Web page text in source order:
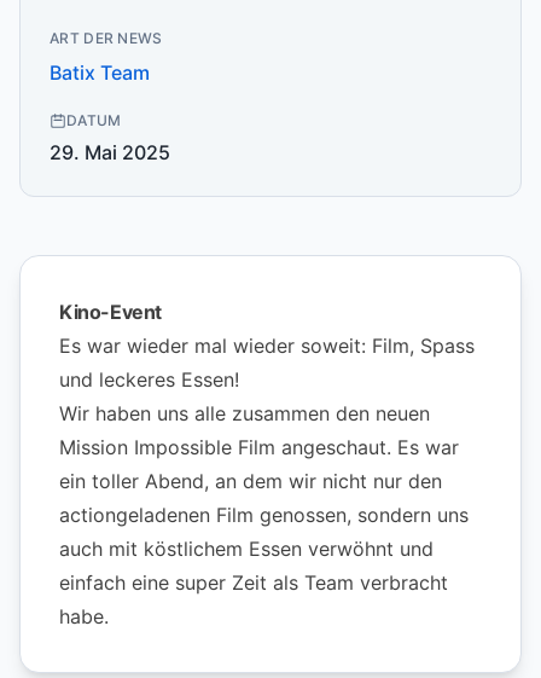
ART DER NEWS
Batix Team
DATUM
29. Mai 2025
Kino-Event
Es war wieder mal wieder soweit: Film, Spass
und leckeres Essen!
Wir haben uns alle zusammen den neuen
Mission Impossible Film angeschaut. Es war
ein toller Abend, an dem wir nicht nur den
actiongeladenen Film genossen, sondern uns
auch mit köstlichem Essen verwöhnt und
einfach eine super Zeit als Team verbracht
habe.